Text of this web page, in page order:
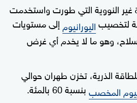
غير النووية التي طورت واستخدمت
لتخصيباليورانيوم إلى مستويات
وهو ما لا يخدم أي غرض
الذرية، تخزن طهران حوالي
المخصببنسبة 60 بالمئة.